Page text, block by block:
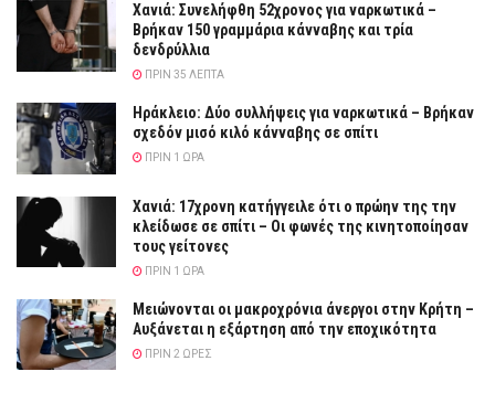
Χανιά: Συνελήφθη 52χρονος για ναρκωτικά –
Βρήκαν 150 γραμμάρια κάνναβης και τρία
δενδρύλλια
ΠΡΙΝ 35 ΛΕΠΤΆ
Ηράκλειο: Δύο συλλήψεις για ναρκωτικά – Βρήκαν
σχεδόν μισό κιλό κάνναβης σε σπίτι
ΠΡΙΝ 1 ΏΡΑ
Χανιά: 17χρονη κατήγγειλε ότι ο πρώην της την
κλείδωσε σε σπίτι – Οι φωνές της κινητοποίησαν
τους γείτονες
ΠΡΙΝ 1 ΏΡΑ
Μειώνονται οι μακροχρόνια άνεργοι στην Κρήτη –
Αυξάνεται η εξάρτηση από την εποχικότητα
ΠΡΙΝ 2 ΏΡΕΣ